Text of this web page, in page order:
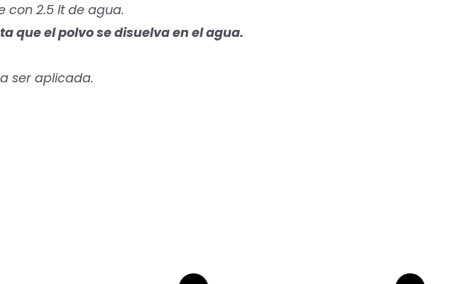
con 2.5 lt de agua.
que el polvo se disuelva en el agua.
ser aplicada.